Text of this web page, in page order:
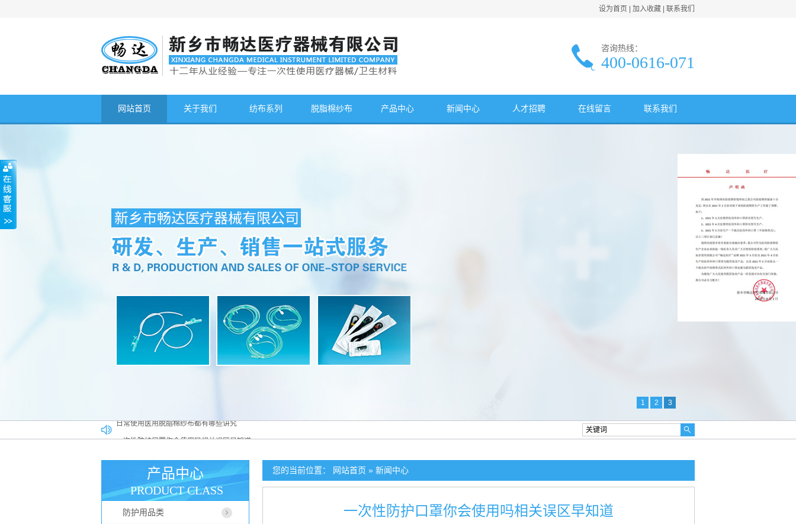
设为首页 加入收藏 联系我们
咨询热线：
400-0616-071
网站首页 关于我们 纺布系列 脱脂棉纱布 产品中心 新闻中心 人才招聘 在线留言 联系我们
1 2 3
医用一次性帽子广泛应用于各大行业
如何正确使用医用脱脂棉纱布
医用脱脂棉纱布真伪辨别方法
日常使用医用脱脂棉纱布都有哪些讲究
您的当前位置： 网站首页 » 新闻中心
一次性防护口罩你会使用吗相关误区早知道
产品中心
PRODUCT CLASS
防护用品类